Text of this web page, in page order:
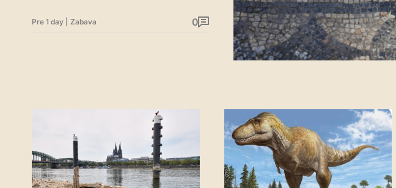
Pre 1 day Zabava 0